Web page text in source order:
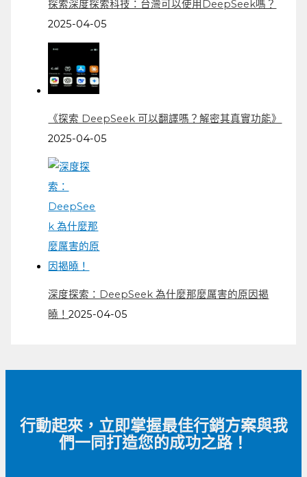
探索深度探索科技：台灣可以使用DeepSeek嗎？
2025-04-05
《探索 DeepSeek 可以翻譯嗎？解密其真實功能》
2025-04-05
深度探索：DeepSeek 為什麼那麼厲害的原因揭
曉！2025-04-05
行動起來，立即掌握最佳行銷方案與我
們一同打造您的成功之路！